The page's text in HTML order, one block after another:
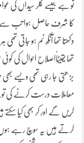
تو ہے جیسے کلر سیداں کی
کا شرف حاصل ہواتب سے
دکھتا تھا آنکھ نم ہو جاتی
تھا یقیناًاصلاح احوال کی
بڑ ھتی جا رہی تھی ویسے
معاملات درست کرنے کی
کریں گے اور کر بھی کیا سکتے
کرتے ہیں یہ سوچ رہے